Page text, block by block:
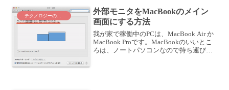
外部モニタをMacBookのメイン
画面にする方法
我が家で稼働中のPCは、MacBook Air か
MacBook Proです。MacBookのいいとこ
ろは、ノートパソコンなので持ち運びが